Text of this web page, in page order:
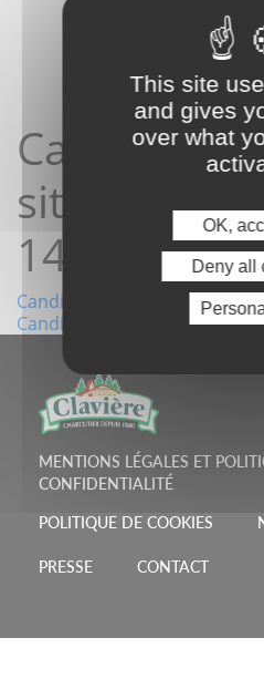
site 21/05/
14:18:06
Navigation
l’article
Candidature depuis le site 17/
Candidature depuis le site 21/
MENTIONS LÉGALES ET
CONFIDENTIALITÉ
POLITIQUE DE COOKIES
PRESSE CONTACT
This site
and gives
over what
OK,
Deny all